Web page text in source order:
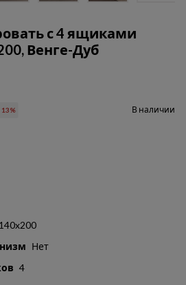
с 4 ящиками
Венге-Дуб
13% В наличии
140x200
Нет
4